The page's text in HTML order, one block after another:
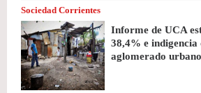
Sociedad Corrientes
Informe de UCA
38,4% e indigencia
aglomerado